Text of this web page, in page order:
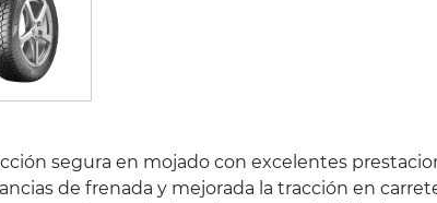
segura en mojado con excelentes
de frenada y mejorada la tracción en